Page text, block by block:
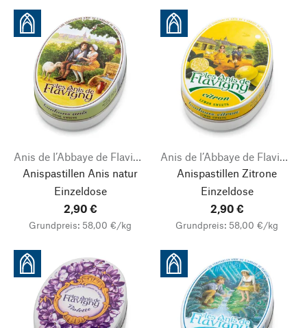
Anis de l’Abbaye de Flavigny
Anispastillen Anis natur
Einzeldose
2,90 €
Grundpreis: 58,00 €/kg
Anis de l’Abbaye de Flavigny
Anispastillen Zitrone
Einzeldose
2,90 €
Grundpreis: 58,00 €/kg